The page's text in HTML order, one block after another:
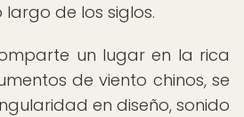
de los siglos.
un lugar en la rica
de viento chinos, se
en diseño, sonido